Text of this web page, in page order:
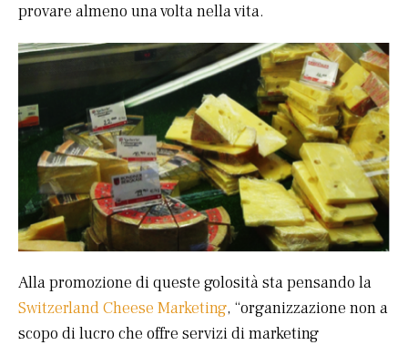
provare almeno una volta nella vita.
Alla promozione di queste golosità sta pensando la
Switzerland Cheese Marketing, “organizzazione non a
scopo di lucro che offre servizi di marketing